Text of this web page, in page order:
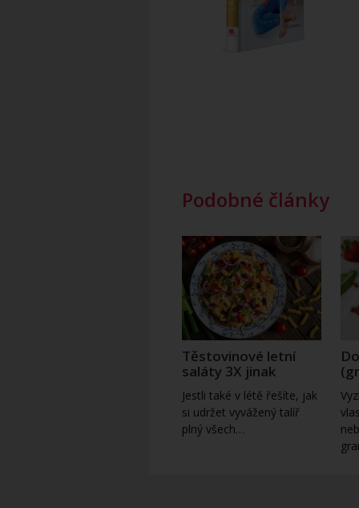
Podobné články
Těstovinové letní
saláty 3X jinak
Jestli také v létě řešíte, jak
si udržet vyvážený talíř
plný všech…